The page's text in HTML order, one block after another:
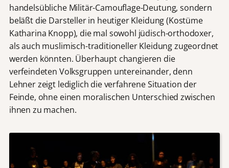
handelsübliche Militär-Camouflage-Deutung, sondern
beläßt die Darsteller in heutiger Kleidung (Kostüme
Katharina Knopp), die mal sowohl jüdisch-orthodoxer,
als auch muslimisch-traditioneller Kleidung zugeordnet
werden könnten. Überhaupt changieren die
verfeindeten Volksgruppen untereinander, denn
Lehner zeigt lediglich die verfahrene Situation der
Feinde, ohne einen moralischen Unterschied zwischen
ihnen zu machen.